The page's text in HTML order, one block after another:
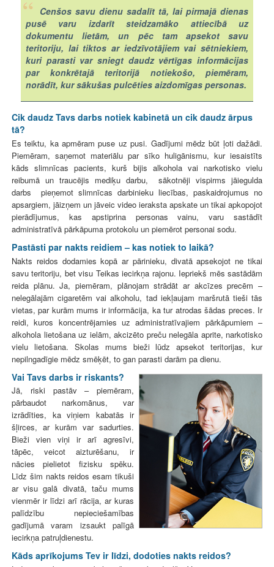
Cenšos savu dienu sadalīt tā, lai pirmajā dienas
pusē varu izdarīt steidzamāko attiecībā uz
dokumentu lietām, un pēc tam apsekot savu
teritoriju, lai tiktos ar iedzīvotājiem vai sētniekiem,
kuri parasti var sniegt daudz vērtīgas informācijas
par konkrētajā teritorijā notiekošo, piemēram,
norādīt, kur sākušas pulcēties aizdomīgas personas.
Cik daudz Tavs darbs notiek kabinetā un cik daudz ārpus
tā?
Es teiktu, ka apmēram puse uz pusi. Gadījumi mēdz būt ļoti dažādi.
Piemēram, saņemot materiālu par sīko huligānismu, kur iesaistīts
kāds slimnīcas pacients, kurš bijis alkohola vai narkotisko vielu
reibumā un traucējis mediķu darbu, sākotnēji vispirms jāiegulda
darbs pieņemot slimnīcas darbinieku liecības, paskaidrojumus no
apsargiem, jāizņem un jāveic video ieraksta apskate un tikai apkopojot
pierādījumus, kas apstiprina personas vainu, varu sastādīt
administratīvā pārkāpuma protokolu un piemērot personai sodu.
Pastāsti par nakts reidiem – kas notiek to laikā?
Nakts reidos dodamies kopā ar pārinieku, divatā apsekojot ne tikai
savu teritoriju, bet visu Teikas iecirkņa rajonu. Iepriekš mēs sastādām
reida plānu. Ja, piemēram, plānojam strādāt ar akcīzes precēm –
nelegālajām cigaretēm vai alkoholu, tad iekļaujam maršrutā tieši tās
vietas, par kurām mums ir informācija, ka tur atrodas šādas preces. Ir
reidi, kuros koncentrējamies uz administratīvajiem pārkāpumiem –
alkohola lietošana uz ielām, akcizēto preču nelegāla aprite, narkotisko
vielu lietošana. Skolas mums bieži lūdz apsekot teritorijas, kur
nepilngadīgie mēdz smēķēt, to gan parasti darām pa dienu.
Vai Tavs darbs ir riskants?
Jā, riski pastāv – piemēram,
pārbaudot narkomānus, var
izrādīties, ka viņiem kabatās ir
šļirces, ar kurām var sadurties.
Bieži vien viņi ir arī agresīvi,
tāpēc, veicot aizturēšanu, ir
nācies pielietot fizisku spēku.
Līdz šim nakts reidos esam tikuši
ar visu galā divatā, taču mums
vienmēr ir līdzi arī rācija, ar kuras
palīdzību nepieciešamības
gadījumā varam izsaukt palīgā
iecirkņa patruļdienestu.
Kāds aprīkojums Tev ir līdzi, dodoties nakts reidos?